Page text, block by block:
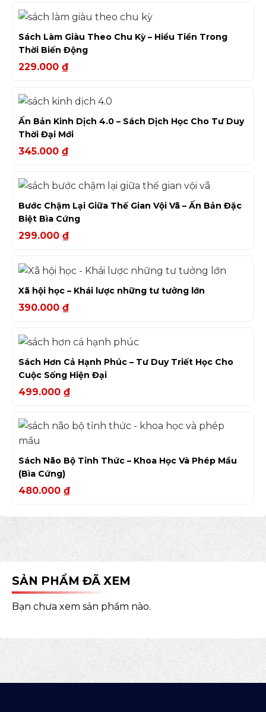
Sách Làm Giàu Theo Chu Kỳ – Hiểu Tiền Trong
Thời Biến Động
229.000 ₫
Ấn Bản Kinh Dịch 4.0 – Sách Dịch Học Cho Tư Duy
Thời Đại Mới
345.000 ₫
Bước Chậm Lại Giữa Thế Gian Vội Vã – Ấn Bản Đặc
Biệt Bìa Cứng
299.000 ₫
Xã hội học – Khái lược những tư tưởng lớn
390.000 ₫
Sách Hơn Cả Hạnh Phúc – Tư Duy Triết Học Cho
Cuộc Sống Hiện Đại
499.000 ₫
Sách Não Bộ Tỉnh Thức – Khoa Học Và Phép Mầu
(Bìa Cứng)
480.000 ₫
SẢN PHẨM ĐÃ XEM
Bạn chưa xem sản phẩm nào.